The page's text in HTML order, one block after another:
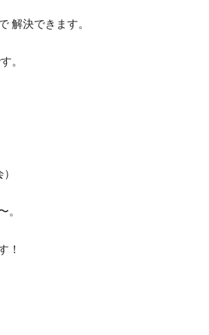
解決できます。
。
。
！